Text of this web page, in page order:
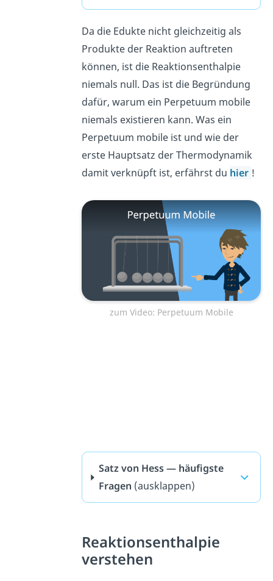
Da die Edukte nicht gleichzeitig als
Produkte der Reaktion auftreten
können, ist die Reaktionsenthalpie
niemals null. Das ist die Begründung
dafür, warum ein Perpetuum mobile
niemals existieren kann. Was ein
Perpetuum mobile ist und wie der
erste Hauptsatz der Thermodynamik
damit verknüpft ist, erfährst du hier !
zum Video: Perpetuum Mobile
Satz von Hess — häufigste
Fragen (ausklappen)
Reaktionsenthalpie
verstehen